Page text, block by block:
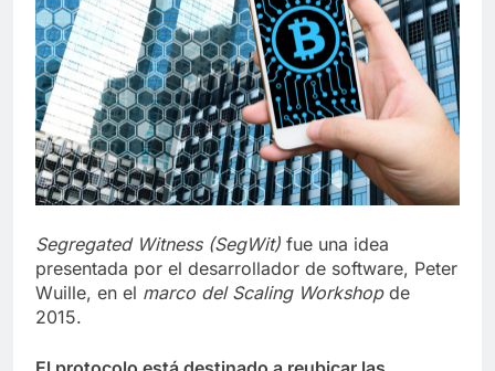
Segregated Witness (SegWit) fue una idea
presentada por el desarrollador de software, Peter
Wuille, en el marco del Scaling Workshopde
2015.